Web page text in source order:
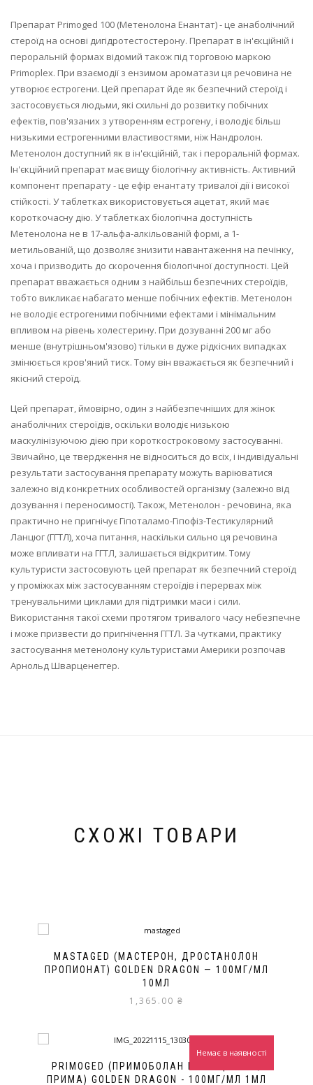
Препарат Primoged 100 (Метенолона Енантат) - це анаболічний
стероїд на основі дигідротестостерону. Препарат в ін'єкційній і
пероральній формах відомий також під торговою маркою
Primoplex. При взаємодії з ензимом ароматази ця речовина не
утворює естрогени. Цей препарат йде як безпечний стероїд і
застосовується людьми, які схильні до розвитку побічних
ефектів, пов'язаних з утворенням естрогену, і володіє більш
низькими естрогенними властивостями, ніж Нандролон.
Метенолон доступний як в ін'єкційній, так і пероральній формах.
Ін'єкційний препарат має вищу біологічну активність. Активний
компонент препарату - це ефір енантату тривалої дії і високої
стійкості. У таблетках використовується ацетат, який має
короткочасну дію. У таблетках біологічна доступність
Метенолона не в 17-альфа-алкільованій формі, а 1-
метильованій, що дозволяє знизити навантаження на печінку,
хоча і призводить до скорочення біологічної доступності. Цей
препарат вважається одним з найбільш безпечних стероїдів,
тобто викликає набагато менше побічних ефектів. Метенолон
не володіє естрогеними побічними ефектами і мінімальним
впливом на рівень холестерину. При дозуванні 200 мг або
менше (внутрішньом'язово) тільки в дуже рідкісних випадках
змінюється кров'яний тиск. Тому він вважається як безпечний і
якісний стероїд.
Цей препарат, ймовірно, один з найбезпечніших для жінок
анаболічних стероїдів, оскільки володіє низькою
маскулінізуючою дією при короткостроковому застосуванні.
Звичайно, це твердження не відноситься до всіх, і індивідуальні
результати застосування препарату можуть варіюватися
залежно від конкретних особливостей організму (залежно від
дозування і переносимості). Також, Метенолон - речовина, яка
практично не пригнічує Гіпоталамо-Гіпофіз-Тестикулярний
Ланцюг (ГГТЛ), хоча питання, наскільки сильно ця речовина
може впливати на ГГТЛ, залишається відкритим. Тому
культуристи застосовують цей препарат як безпечний стероїд
у проміжках між застосуванням стероїдів і перервах між
тренувальними циклами для підтримки маси і сили.
Використання такої схеми протягом тривалого часу небезпечне
і може призвести до пригнічення ГГТЛ. За чутками, практику
застосування метенолону культуристами Америки розпочав
Арнольд Шварценеггер.
СХОЖІ ТОВАРИ
MASTAGED (МАСТЕРОН, ДРОСТАНОЛОН
ПРОПИОНАТ) GOLDEN DRAGON — 100МГ/МЛ
10МЛ
1,365.00 ₴
PRIMOGED (ПРИМОБОЛАН ІН 'ЄКЦІЙНИЙ,
ПРИМА) GOLDEN DRAGON - 100МГ/МЛ 1МЛ
Немає в наявності